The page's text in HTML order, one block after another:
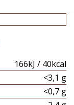
166kJ / 40kcal
<3,1 g
<0,7 g